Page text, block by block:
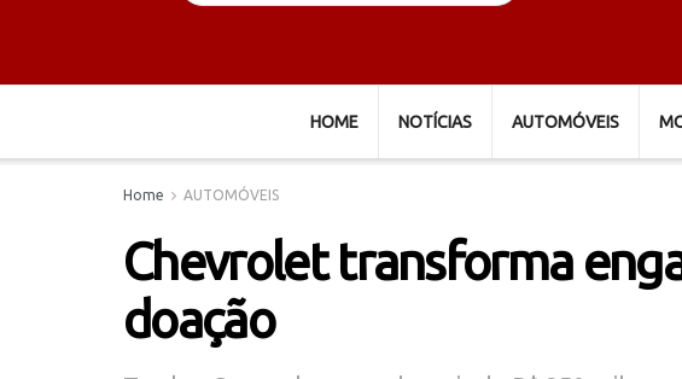
HOME NOTÍCIAS AUTOMÓVEIS
Home AUTOMÓVEIS
Chevrolet transforma
doação